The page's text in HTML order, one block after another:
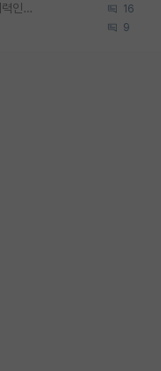
박사진학하기에 2억은 괜찮은 (?) 정도의 경제력인가요 16
9